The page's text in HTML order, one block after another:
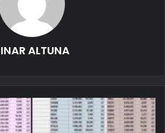
ALTUNA